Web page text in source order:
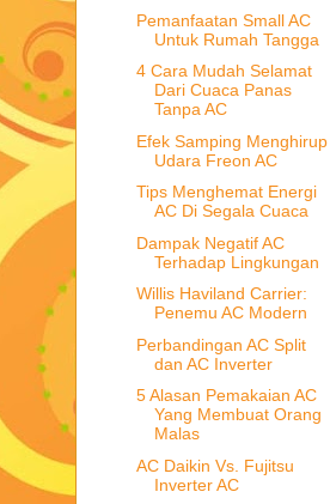
Pemanfaatan Small AC
Untuk Rumah Tangga
4 Cara Mudah Selamat
Dari Cuaca Panas
Tanpa AC
Efek Samping Menghirup
Udara Freon AC
Tips Menghemat Energi
AC Di Segala Cuaca
Dampak Negatif AC
Terhadap Lingkungan
Willis Haviland Carrier:
Penemu AC Modern
Perbandingan AC Split
dan AC Inverter
5 Alasan Pemakaian AC
Yang Membuat Orang
Malas
AC Daikin Vs. Fujitsu
Inverter AC